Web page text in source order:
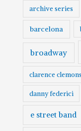
o
archive series
barcelona
broadway
clarence clemons
danny federici
e street band